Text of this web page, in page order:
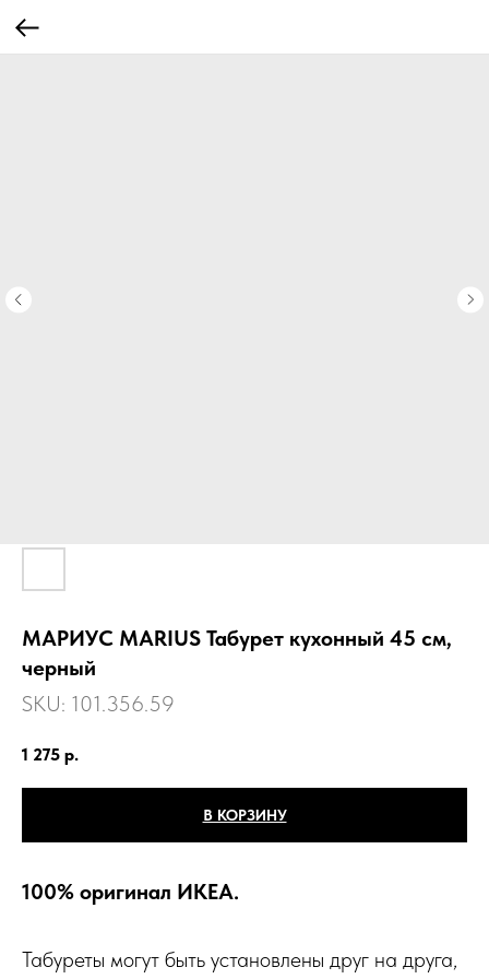
МАРИУС MARIUS Табурет кухонный 45 см,
черный
SKU: 101.356.59
1 275 р.
В КОРЗИНУ
100% оригинал ИКЕА.
Табуреты могут быть установлены друг на друга,